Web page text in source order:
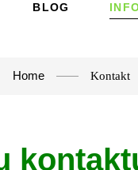
BLOG
Home Kontakt